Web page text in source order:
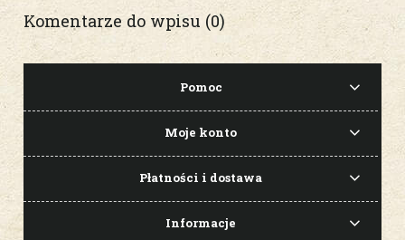
Komentarze do wpisu (0)
Pomoc
Moje konto
Płatności i dostawa
Informacje